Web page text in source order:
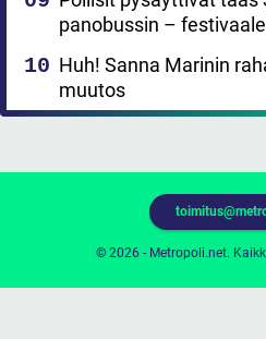
panobussin –
Huh! Sanna Marinin
muutos
© 2026 - Metropoli.net.